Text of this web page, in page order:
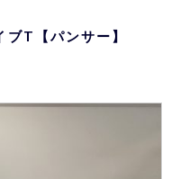
T【パンサー】